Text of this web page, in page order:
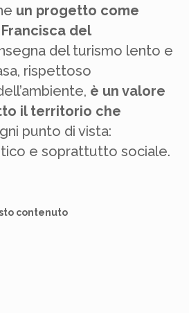
un progetto come
del
del turismo lento e
rispettoso
è un valore
il territorio che
punto di vista:
e soprattutto sociale.
contenuto